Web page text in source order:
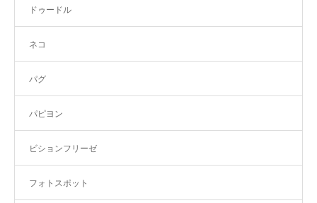
ドゥードル
ネコ
パグ
パピヨン
ビションフリーゼ
フォトスポット